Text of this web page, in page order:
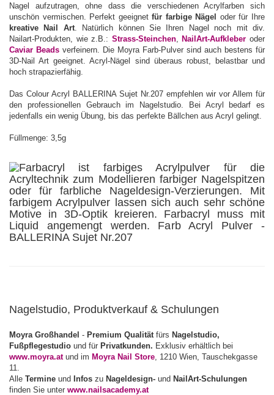
Nagel aufzutragen, ohne dass die verschiedenen Acrylfarben sich
unschön vermischen. Perfekt geeignetfür farbige Nägel oder für Ihre
kreative Nail Art. Natürlich können Sie Ihren Nagel noch mit div.
Nailart-Produkten, wie z.B.: Strass-Steinchen,NailArt-Aufkleber oder
Caviar Beads verfeinern. Die Moyra Farb-Pulver sind auch bestens für
3D-Nail Art geeignet. Acryl-Nägel sind überaus robust, belastbar und
hoch strapazierfähig.
Das Colour Acryl BALLERINA Sujet Nr.207 empfehlen wir vor Allem für
den professionellen Gebrauch im Nagelstudio. Bei Acryl bedarf es
jedenfalls ein wenig Übung, bis das perfekte Bällchen aus Acryl gelingt.
Füllmenge: 3,5g
Nagelstudio, Produktverkauf & Schulungen
Moyra Großhandel - Premium Qualität fürs Nagelstudio,
Fußpflegestudio und für Privatkunden. Exklusiv erhältlich bei
www.moyra.atund im Moyra Nail Store , 1210 Wien, Tauschekgasse
11.
Alle Termine und Infos zu Nageldesign- und NailArt-Schulungen
finden Sie unter www.nailsacademy.at